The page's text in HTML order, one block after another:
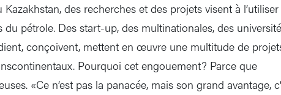
Kazakhstan, des recherches et des projets visent à l’utiliser
pétrole. Des start-up, des multinationales, des
conçoivent, mettent en œuvre une multitude de
Pourquoi cet engouement? Parce que
«Ce n’est pas la panacée, mais son grand avantage,